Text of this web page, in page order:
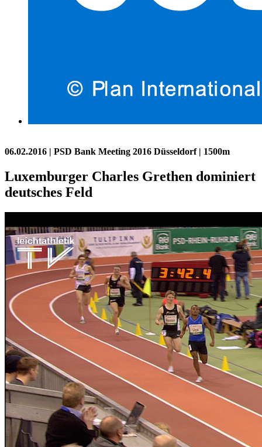
06.02.2016 | PSD Bank Meeting 2016 Düsseldorf | 1500m
Luxemburger Charles Grethen dominiert
deutsches Feld